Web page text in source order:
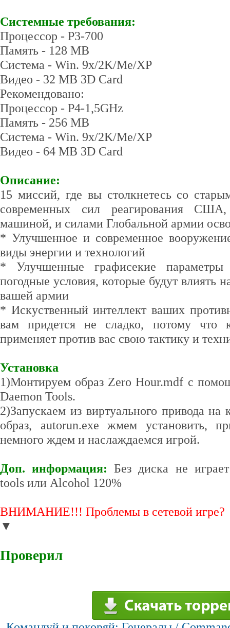
Системные требования:
Процессор - P3-700
Память - 128 MB
Система - Win. 9x/2K/Me/XP
Видео - 32 MB 3D Card
Рекомендовано:
Процессор - P4-1,5GHz
Память - 256 MB
Система - Win. 9x/2K/Me/XP
Видео - 64 MB 3D Card
Описание:
15 миссий, где вы столкнетесь со
современных сил реагирования
машиной, и силами Глобальной армии
* Улучшенное и современное
виды энергии и технологий
* Улучшенные графисекие
погодные условия, которые будут влиять
вашей армии
* Искуственный интеллект ваших
вам придется не сладко, потому что
применяет против вас свою тактику и
Установка
1)Монтируем образ Zero Hour.mdf с
Daemon Tools.
2)Запускаем из виртуального привода на
образ, autorun.exe жмем установить,
немного ждем и наслаждаемся игрой.
Доп. информация: Без диска не
tools или Alcohol 120%
ВНИМАНИЕ!!! Проблемы в сетевой игре?
▼
Проверил